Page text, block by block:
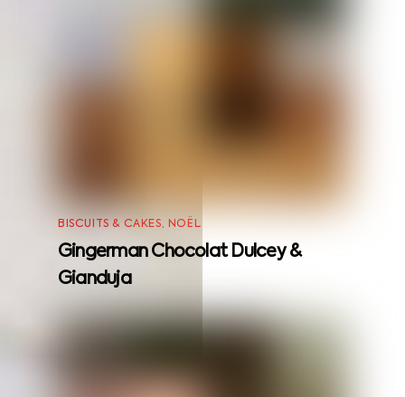
BISCUITS & CAKES, NOËL
Gingerman Chocolat Dulcey &
Gianduja